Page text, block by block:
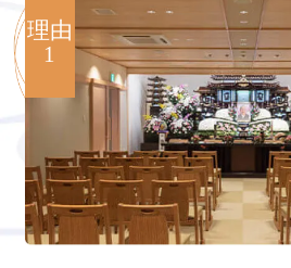
理由
1